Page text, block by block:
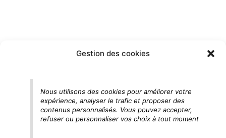
Gestion des cookies
Nous utilisons des cookies pour améliorer votre
expérience, analyser le trafic et proposer des
contenus personnalisés. Vous pouvez accepter,
refuser ou personnaliser vos choix à tout moment